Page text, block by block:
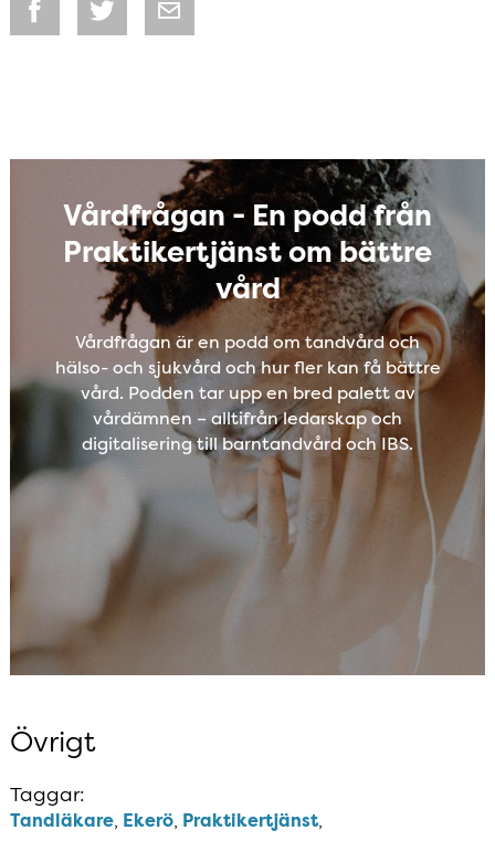
Share on
Share on
Vårdfrågan - En podd från
Praktikertjänst om bättre
vård
Vårdfrågan är en podd om tandvård och
hälso- och sjukvård och hur fler kan få bättre
vård. Podden tar upp en bred palett av
vårdämnen – alltifrån ledarskap och
digitalisering till barntandvård och IBS.
Övrigt
Taggar:
Tandläkare Ekerö Praktikertjänst